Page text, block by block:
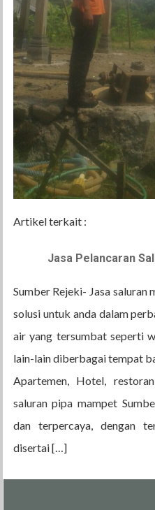
Artikel terkait :
Jasa Pelancaran
Sumber Rejeki- Jasa saluran
solusi untuk anda dalam
air yang tersumbat seperti
lain-lain diberbagai tempat
Apartemen, Hotel,
saluran pipa mampet
dan terpercaya, dengan
disertai […]